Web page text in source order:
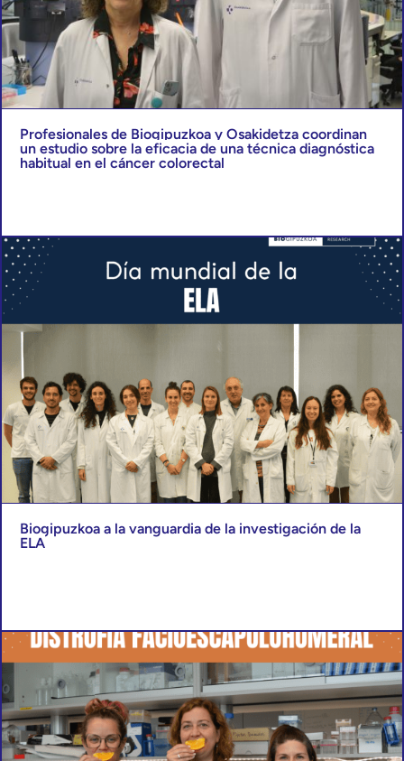
Profesionales de Biogipuzkoa y Osakidetza coordinan
un estudio sobre la eficacia de una técnica diagnóstica
habitual en el cáncer colorectal
Biogipuzkoa a la vanguardia de la investigación de la
ELA